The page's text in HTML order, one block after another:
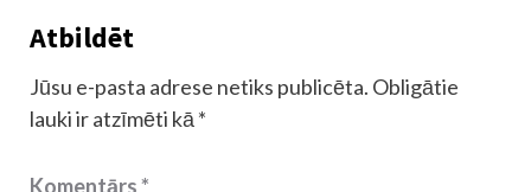
Atbildēt
Jūsu e-pasta adrese netiks publicēta. Obligātie
lauki ir atzīmēti kā *
Komentārs*